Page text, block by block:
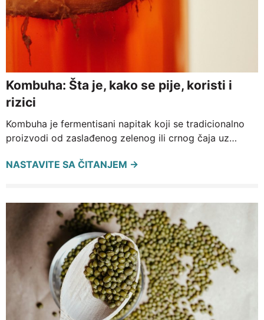
Kombuha: Šta je, kako se pije, koristi i
rizici
Kombuha je fermentisani napitak koji se tradicionalno
proizvodi od zaslađenog zelenog ili crnog čaja uz…
NASTAVITE SA ČITANJEM →